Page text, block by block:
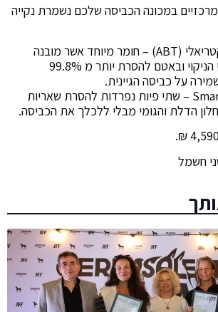
מרכזיים במכונה הכביסה שלכם נשמרת נקייה
טיפול אנטי בקטריאלי (ABT) – חומר מיוחד אשר מובנה
במגירות חומרי הניקוי ובאטם להסרת יותר מ 99.8%
על כביסה הגיינית.
Smart dual spray – שתי פיות נפרדות להסרת שאריות
הדלת והגומי מבלי ללכלך את הכביסה.
חשמל